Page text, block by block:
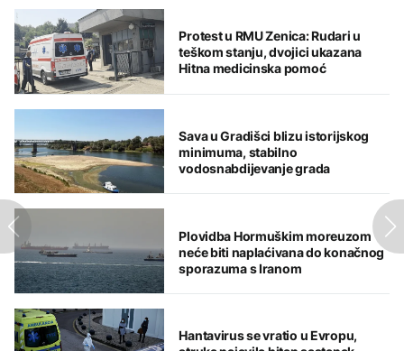
Protest u RMU Zenica: Rudari u
teškom stanju, dvojici ukazana
Hitna medicinska pomoć
Sava u Gradišci blizu istorijskog
minimuma, stabilno
vodosnabdijevanje grada
Plovidba Hormuškim moreuzom
neće biti naplaćivana do konačnog
sporazuma s Iranom
Hantavirus se vratio u Evropu,